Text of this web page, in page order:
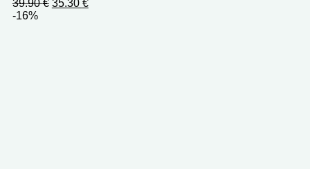
39.90€ Ursprünglicher
35.30 €Aktueller
-16%